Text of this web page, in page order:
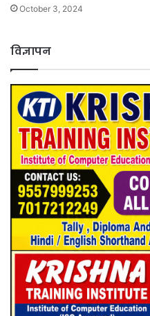
October 3, 2024
विज्ञापन